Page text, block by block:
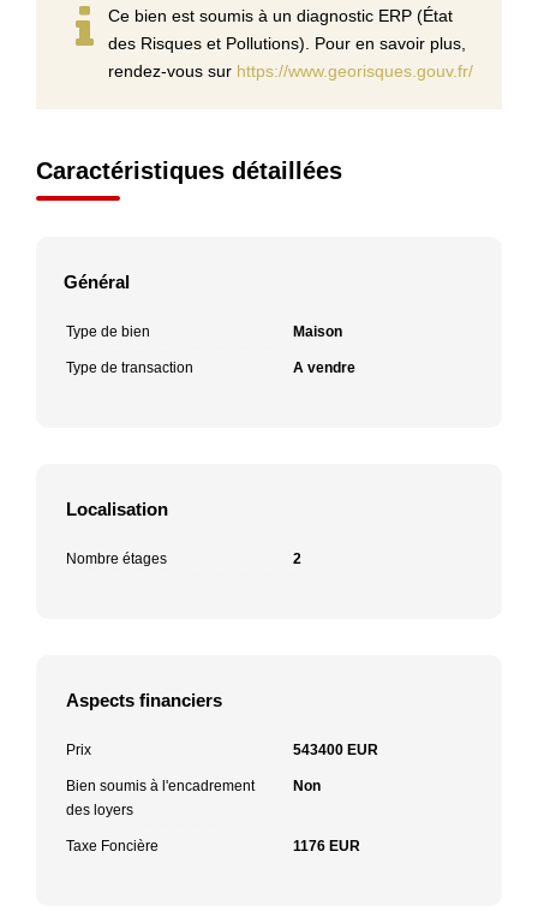
Ce bien est soumis à un diagnostic ERP (État
des Risques et Pollutions). Pour en savoir plus,
rendez-vous sur https://www.georisques.gouv.fr/
Caractéristiques détaillées
Général
Type de bien Maison
Type de transaction A vendre
Localisation
Nombre étages 2
Aspects financiers
Prix 543400 EUR
Bien soumis à l'encadrement
des loyers
Non
Taxe Foncière 1176 EUR